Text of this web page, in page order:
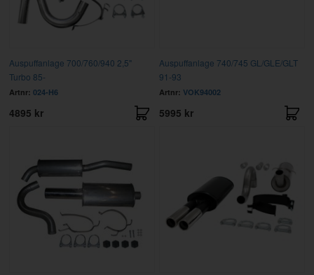
Auspuffanlage 700/760/940 2,5"
Turbo 85-
Artnr: 024-H6
4895 kr
Auspuffanlage 740/745 GL/GLE/GLT
91-93
Artnr: VOK94002
5995 kr